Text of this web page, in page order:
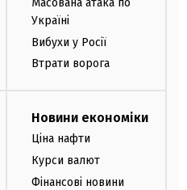
Україні
Вибухи у Росії
Втрати ворога
Новини економіки
Ціна нафти
Курси валют
Фінансові новини